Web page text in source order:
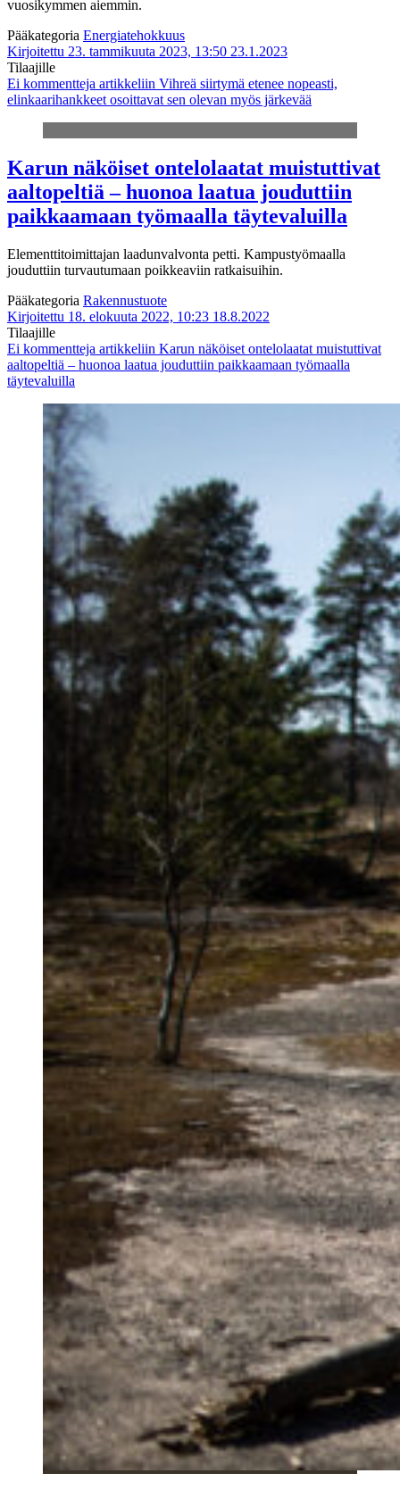
vuosikymmen aiemmin.
Pääkategoria Energiatehokkuus
Kirjoitettu 23. tammikuuta 2023, 13:50 23.1.2023
Tilaajille
Ei kommentteja artikkeliin Vihreä siirtymä etenee nopeasti,
elinkaarihankkeet osoittavat sen olevan myös järkevää
Karun näköiset ontelolaatat muistuttivat
aaltopeltiä – huonoa laatua jouduttiin
paikkaamaan työmaalla täytevaluilla
Elementtitoimittajan laadunvalvonta petti. Kampustyömaalla
jouduttiin turvautumaan poikkeaviin ratkaisuihin.
Pääkategoria Rakennustuote
Kirjoitettu 18. elokuuta 2022, 10:23 18.8.2022
Tilaajille
Ei kommentteja artikkeliin Karun näköiset ontelolaatat muistuttivat
aaltopeltiä – huonoa laatua jouduttiin paikkaamaan työmaalla
täytevaluilla